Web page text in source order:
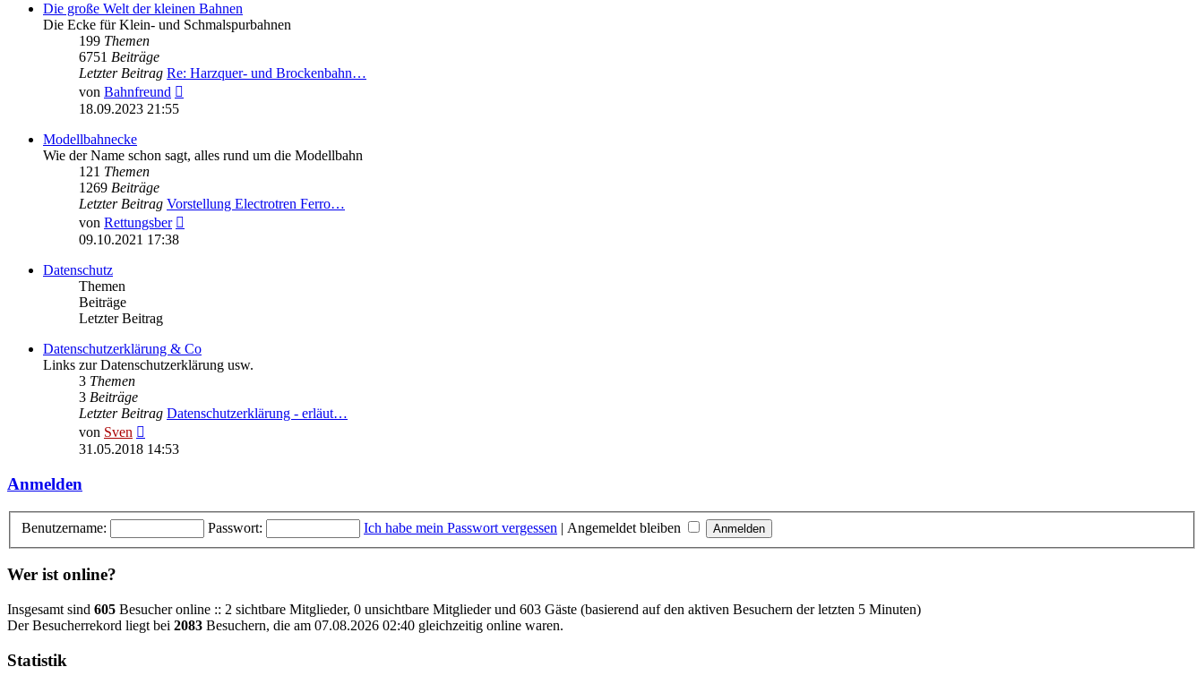
Die große Welt der kleinen Bahnen
Die Ecke für Klein- und Schmalspurbahnen
199 Themen
6751 Beiträge
Letzter Beitrag Re: Harzquer- und Brockenbahn…
von Bahnfreund
18.09.2023 21:55
Modellbahnecke
Wie der Name schon sagt, alles rund um die Modellbahn
121 Themen
1269 Beiträge
Letzter Beitrag Vorstellung Electrotren Ferro…
von Rettungsber
09.10.2021 17:38
Datenschutz
Themen
Beiträge
Letzter Beitrag
Datenschutzerklärung & Co
Links zur Datenschutzerklärung usw.
3 Themen
3 Beiträge
Letzter Beitrag Datenschutzerklärung - erläut…
von Sven
Beitrag
31.05.2018 14:53
Anmelden
Benutzername: Passwort: Ich habe mein Passwort vergessen | Angemeldet bleiben
Wer ist online?
Insgesamt sind 605 Besucher online :: 2 sichtbare Mitglieder, 0 unsichtbare Mitglieder und 603 Gäste (basierend auf den aktiven Besuchern der letzten 5 Minuten)
Der Besucherrekord liegt bei 2083 Besuchern, die am 07.08.2026 02:40 gleichzeitig online waren.
Statistik